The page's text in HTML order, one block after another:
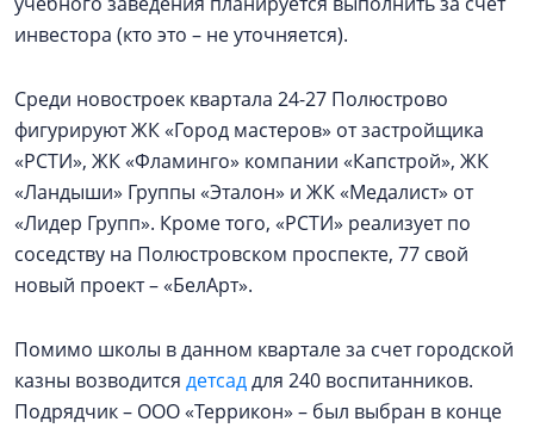
инвестора (кто это – не уточняется).
Среди новостроек квартала 24-27 Полюстрово
фигурируют ЖК «Город мастеров» от застройщика
«РСТИ», ЖК «Фламинго» компании «Капстрой», ЖК
«Ландыши» Группы «Эталон» и ЖК «Медалист» от
«Лидер Групп». Кроме того, «РСТИ» реализует по
соседству на Полюстровском проспекте, 77 свой
новый проект – «БелАрт».
Помимо школы в данном квартале за счет городской
казны возводится детсаддля 240 воспитанников.
Подрядчик – ООО «Террикон» – был выбран в конце